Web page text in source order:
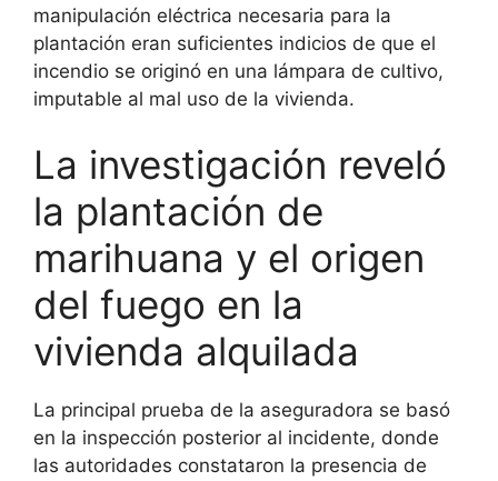
manipulación eléctrica necesaria para la
plantación eran suficientes indicios de que el
incendio se originó en una lámpara de cultivo,
imputable al mal uso de la vivienda.
La investigación reveló
la plantación de
marihuana y el origen
del fuego en la
vivienda alquilada
La principal prueba de la aseguradora se basó
en la inspección posterior al incidente, donde
las autoridades constataron la presencia de